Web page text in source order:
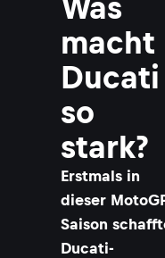
Was
macht
Ducati
so
stark?
Erstmals in
dieser
Saison
Ducati-